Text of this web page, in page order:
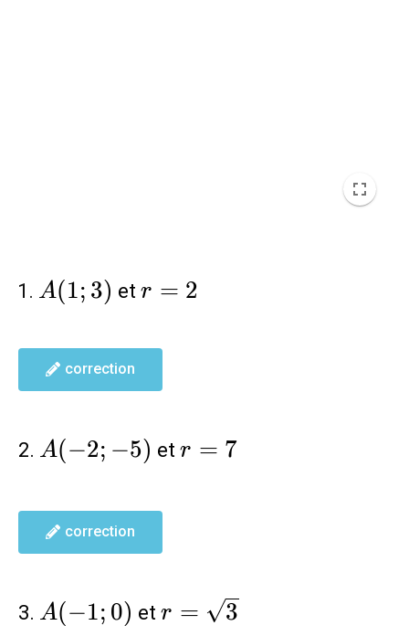
A(1;3)
A(1; 3) etr=2
r = 2
correction
2. A(-2;-5)
A(−2; −5) etr=7
r = 7
correction
3. A(-1;0)
A(−1; 0) etr=\sqrt{3}
r = 3